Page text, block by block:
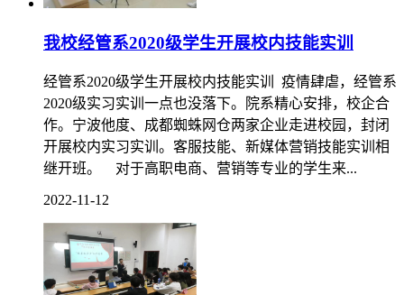
我校经管系2020级学生开展校内技能实训
经管系2020级学生开展校内技能实训 疫情肆虐，经管系
2020级实习实训一点也没落下。院系精心安排，校企合
作。宁波他度、成都蜘蛛网仓两家企业走进校园，封闭
开展校内实习实训。客服技能、新媒体营销技能实训相
继开班。 对于高职电商、营销等专业的学生来...
2022-11-12